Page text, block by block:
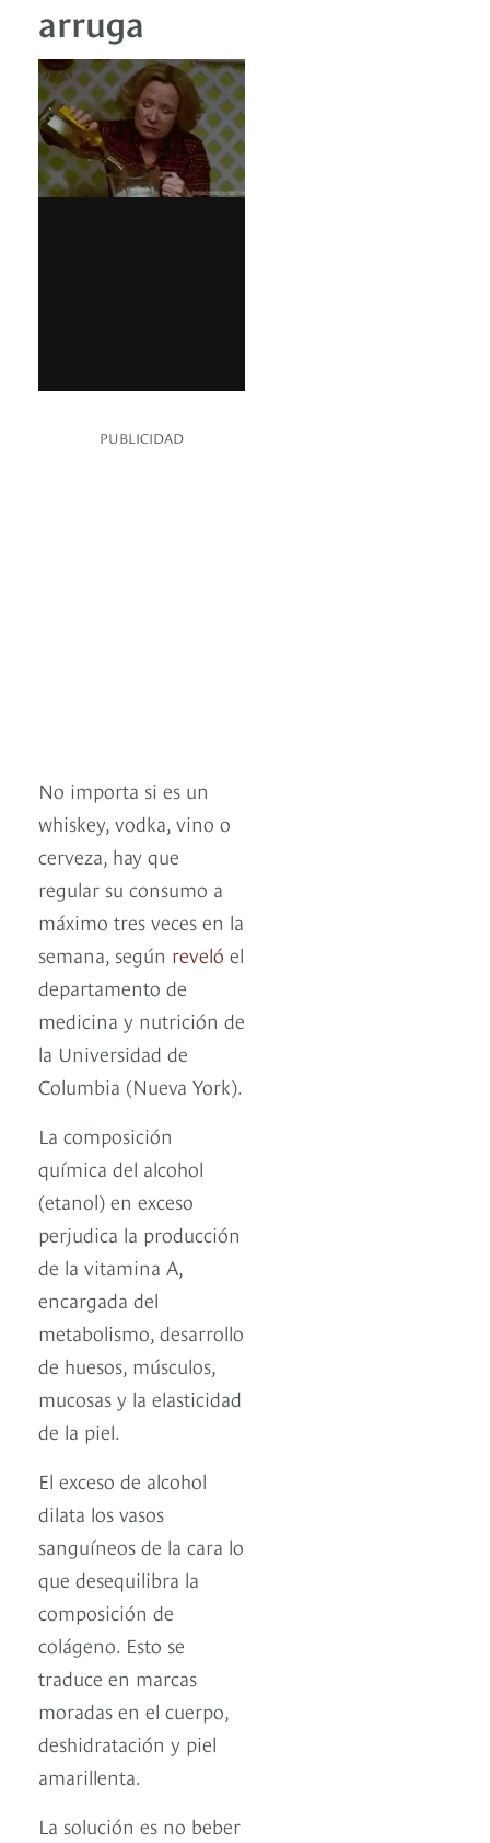
arruga
PUBLICIDAD
No importa si es un
whiskey, vodka, vino o
cerveza, hay que
regular su consumo a
máximo tres veces en la
semana, según reveló el
departamento de
medicina y nutrición de
la Universidad de
Columbia (Nueva York).
La composición
química del alcohol
(etanol) en exceso
perjudica la producción
de la vitamina A,
encargada del
metabolismo, desarrollo
de huesos, músculos,
mucosas y la elasticidad
de la piel.
El exceso de alcohol
dilata los vasos
sanguíneos de la cara lo
que desequilibra la
composición de
colágeno. Esto se
traduce en marcas
moradas en el cuerpo,
deshidratación y piel
amarillenta.
La solución es no beber